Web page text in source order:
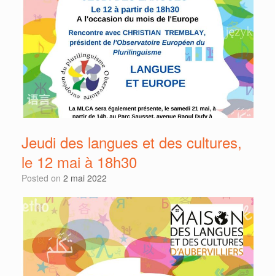
Jeudi des langues et des cultures,
le 12 mai à 18h30
Posted on 2 mai 2022